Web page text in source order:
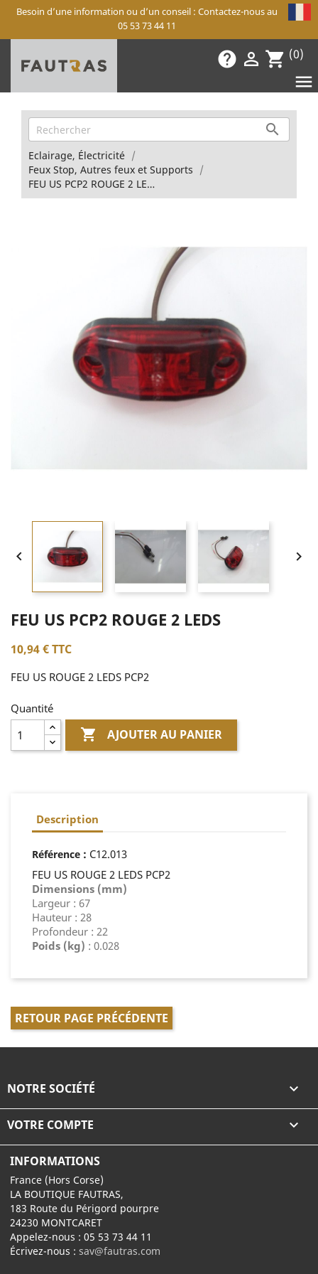
Besoin d’une information ou d’un conseil : Contactez-nous au
05 53 73 44 11
help  shopping_cart (0)


Eclairage, Électricité
Feux Stop, Autres feux et Supports
FEU US PCP2 ROUGE 2 LEDS
 
FEU US PCP2 ROUGE 2 LEDS
10,94 €TTC
FEU US ROUGE 2 LEDS PCP2
Quantité
 AJOUTER AU PANIER
Description
Référence : C12.013
FEU US ROUGE 2 LEDS PCP2
Dimensions (mm)
Largeur : 67
Hauteur : 28
Profondeur : 22
Poids (kg) : 0.028
RETOUR PAGE PRÉCÉDENTE
NOTRE SOCIÉTÉ 
VOTRE COMPTE 
INFORMATIONS
France (Hors Corse)
LA BOUTIQUE FAUTRAS,
183 Route du Périgord pourpre
24230 MONTCARET
Appelez-nous :05 53 73 44 11
Écrivez-nous :sav@fautras.com